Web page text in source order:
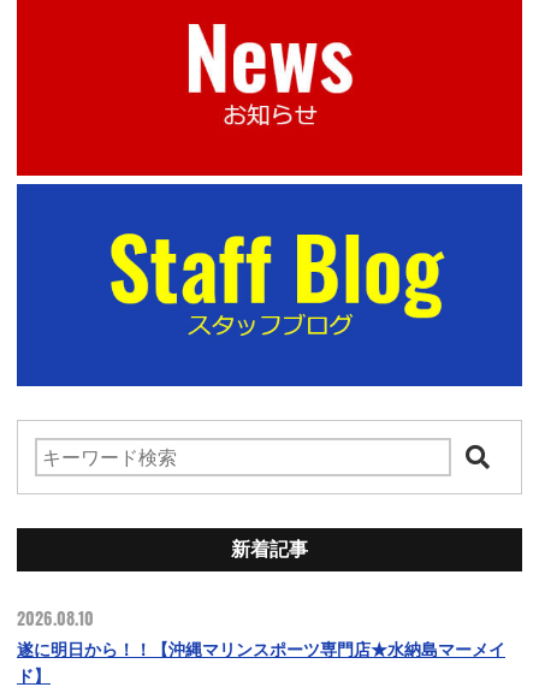
新着記事
2026.08.10
遂に明日から！！【沖縄マリンスポーツ専門店★水納島マーメイ
ド】